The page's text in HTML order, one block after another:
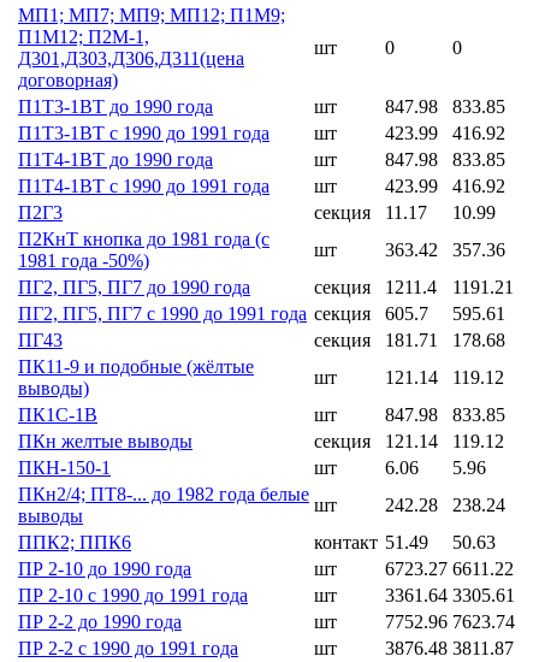
МП1; МП7; МП9; МП12; П1М9;
П1М12; П2М-1,
Д301,Д303,Д306,Д311(цена
договорная)
шт 0 0
П1Т3-1ВТ до 1990 года шт 847.98
833.85
П1Т3-1ВТ с 1990 до 1991 года
шт 423.99
416.92
П1Т4-1ВТ до 1990 года
шт 847.98
833.85
П1Т4-1ВТ с 1990 до 1991 года
шт 423.99
416.92
П2Г3
секция 11.17
10.99
П2КнТ кнопка до 1981 года (с
1981 года -50%)
шт 363.42
357.36
ПГ2, ПГ5, ПГ7 до 1990 года
секция 1211.4
1191.21
ПГ2, ПГ5, ПГ7 с 1990 до 1991 года секция 605.7
595.61
ПГ43
секция 181.71
178.68
ПК11-9 и подобные (жёлтые
выводы)
шт 121.14
119.12
ПК1С-1В
шт 847.98
833.85
ПКн желтые выводы
секция 121.14
119.12
ПКН-150-1
шт 6.06
5.96
ПКн2/4; ПТ8-... до 1982 года белые
выводы
шт 242.28
238.24
ППК2; ППК6
контакт 51.49
50.63
ПР 2-10 до 1990 года
шт 6723.27 6611.22
ПР 2-10 с 1990 до 1991 года
шт 3361.64 3305.61
ПР 2-2 до 1990 года
шт 7752.96 7623.74
ПР 2-2 с 1990 до 1991 года
шт 3876.48 3811.87